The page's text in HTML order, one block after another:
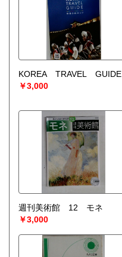
KOREA TRAVEL GUIDE
￥3,000
週刊美術館 12 モネ
￥3,000